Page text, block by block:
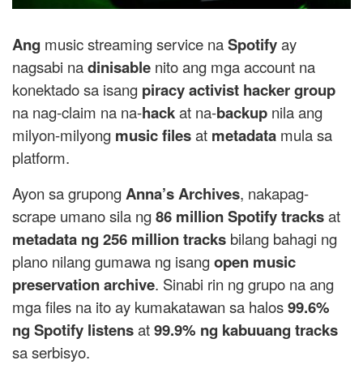
Ang music streaming service naSpotifyay
nagsabi nadinisable nito ang mga account na
konektado sa isang piracy activist hacker group
na nag-claim na na-hackat na-backup nila ang
milyon-milyong music filesat metadata mula sa
platform.
Ayon sa grupongAnna’s Archives, nakapag-
scrape umano sila ng86 million Spotify tracksat
metadata ng 256 million tracks bilang bahagi ng
plano nilang gumawa ng isangopen music
preservation archive. Sinabi rin ng grupo na ang
mga files na ito ay kumakatawan sa halos99.6%
ng Spotify listensat99.9% ng kabuuang tracks
sa serbisyo.